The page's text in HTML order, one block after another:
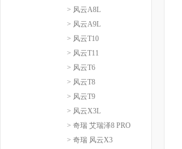
> 风云A8L
> 风云A9L
> 风云T10
> 风云T11
> 风云T6
> 风云T8
> 风云T9
> 风云X3L
> 奇瑞 艾瑞泽8 PRO
> 奇瑞 风云X3